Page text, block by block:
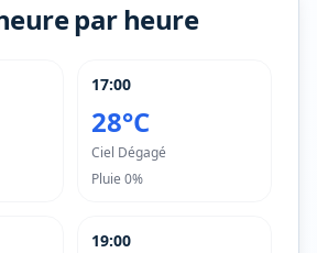
par heure
17:00
28°C
Ciel Dégagé
Pluie 0%
19:00